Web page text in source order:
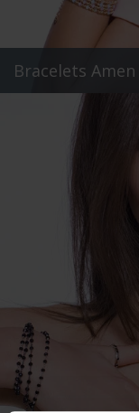
Bracelets Amen